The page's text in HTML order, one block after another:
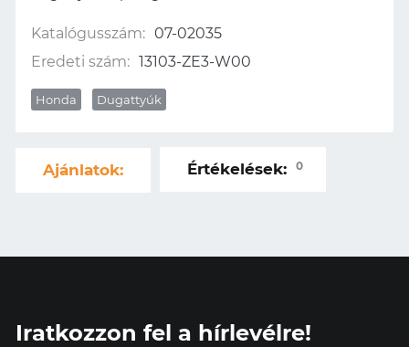
Katalógusszám: 07-02035
Eredeti szám: 13103-ZE3-W00
Honda Dugattyúk
Ajánlatok: Értékelések: 0
Iratkozzon fel a hírlevélre!